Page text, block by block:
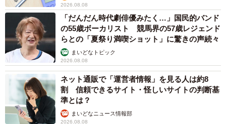
2026.08.08
「だんだん時代劇俳優みたく…」国民的バンド
の55歳ボーカリスト 競馬界の57歳レジェンド
らとの「夏祭り満喫ショット」に驚きの声続々
まいどなトピック
2026.08.08
ネット通販で「運営者情報」を見る人は約8
割 信頼できるサイト・怪しいサイトの判断基
準とは？
まいどなニュース情報部
2026.08.08